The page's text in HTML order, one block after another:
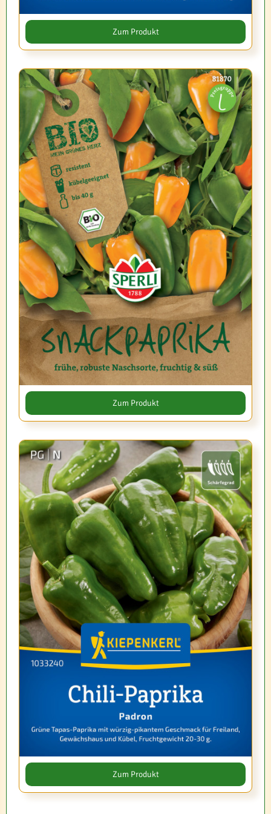
Zum Produkt
Zum Produkt
Zum Produkt